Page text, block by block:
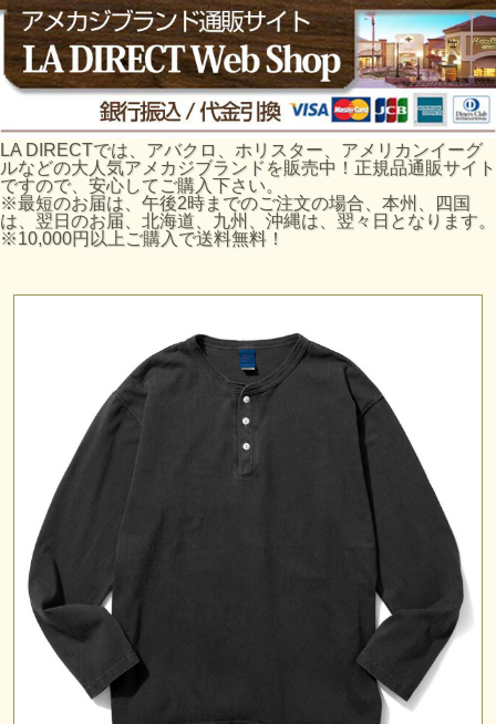
LA DIRECTでは、アバクロ、ホリスター、アメリカンイーグ
ルなどの大人気アメカジブランドを販売中！正規品通販サイト
ですので、安心してご購入下さい。
※最短のお届は、午後2時までのご注文の場合、本州、四国
は、翌日のお届、北海道、九州、沖縄は、翌々日となります。
※10,000円以上ご購入で送料無料！